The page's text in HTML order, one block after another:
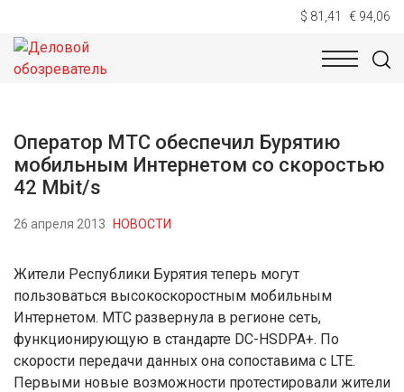
$ 81,41 € 94,06
НОВОСТИ
Оператор МТС обеспечил Бурятию
мобильным Интернетом со скоростью
42 Mbit/s
26 апреля 2013 НОВОСТИ
Жители Республики Бурятия теперь могут
пользоваться высокоскоростным мобильным
Интернетом. МТС развернула в регионе сеть,
функционирующую в стандарте DC-HSDPA+. По
скорости передачи данных она сопоставима с LTE.
Первыми новые возможности протестировали жители